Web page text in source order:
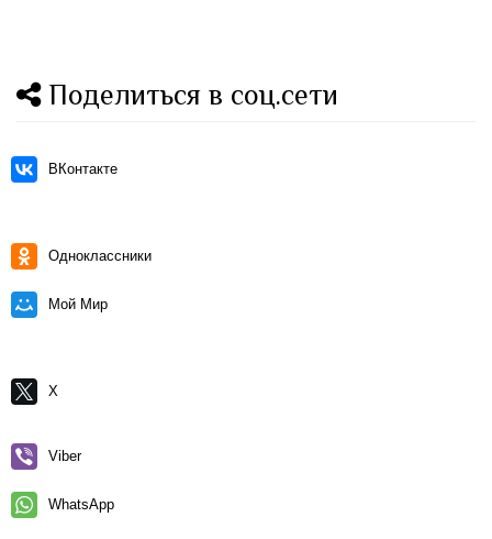
Поделиться в соц.сети
ВКонтакте
Одноклассники
Мой Мир
X
Viber
WhatsApp